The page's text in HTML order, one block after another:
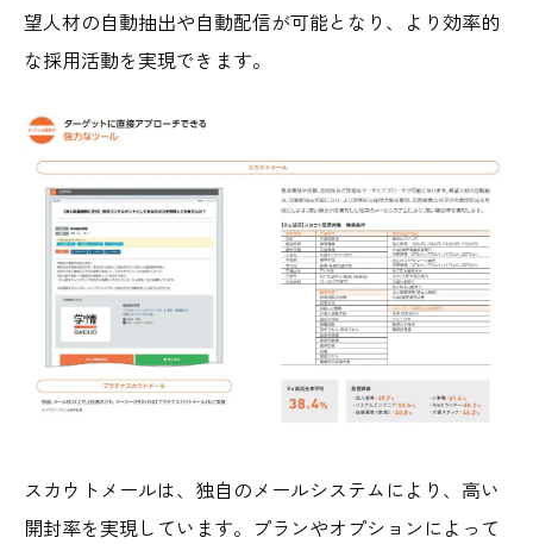
望人材の自動抽出や自動配信が可能となり、より効率的
な採用活動を実現できます。
スカウトメールは、独自のメールシステムにより、高い
開封率を実現しています。プランやオプションによって